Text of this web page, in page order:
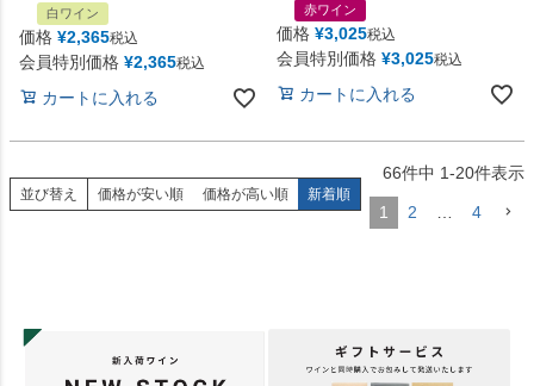
白ワイン
価格 ¥2,365税込
会員特別価格 ¥2,365税込
カートに入れる
赤ワイン
価格 ¥3,025税込
会員特別価格 ¥3,025税込
カートに入れる
並び替え 価格が安い順 価格が高い順 新着順
66件中 1-20件表示
1 2 4